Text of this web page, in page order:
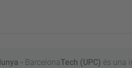
- BarcelonaTech (UPC) és una